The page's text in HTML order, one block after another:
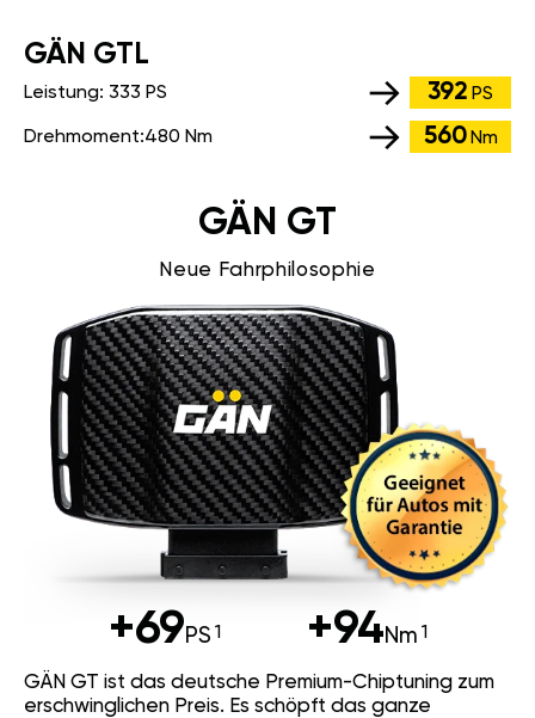
GÄN GTL
Leistung: 333 PS 392 PS
Drehmoment:480 Nm 560 Nm
GÄN GT
Neue Fahrphilosophie
+69PS +94Nm
GÄN GT ist das deutsche Premium-Chiptuning zum
erschwinglichen Preis. Es schöpft das ganze